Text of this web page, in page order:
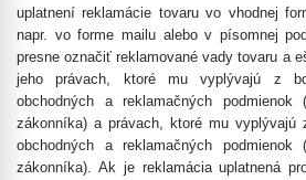
uplatnení reklamácie tovaru vo vhodnej
napr. vo forme mailu alebo v písomnej
presne označiť reklamované vady tovaru a
jeho právach, ktoré mu vyplývajú z
obchodných a reklamačných
zákonníka) a právach, ktoré mu
obchodných a reklamačných
zákonníka). Ak je reklamácia uplatnená